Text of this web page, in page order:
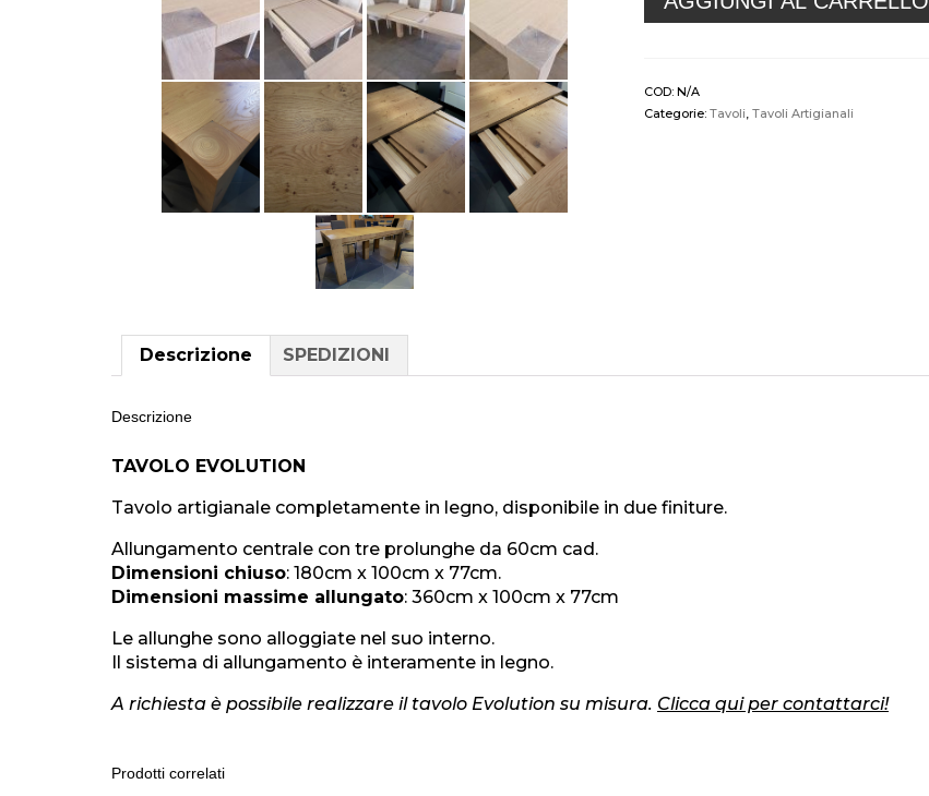
COD: N/A
Categorie: Tavoli, Tavoli Artigianali
Descrizione SPEDIZIONI
Descrizione
TAVOLO EVOLUTION
Tavolo artigianale completamente in legno, disponibile in due finiture.
Allungamento centrale con tre prolunghe da 60cm cad.
Dimensioni chiuso: 180cm x 100cm x 77cm.
Dimensioni massime allungato: 360cm x 100cm x 77cm
Le allunghe sono alloggiate nel suo interno.
Il sistema di allungamento è interamente in legno.
A richiesta è possibile realizzare il tavolo Evolution su misura. Clicca qui per contattarci!
Prodotti correlati